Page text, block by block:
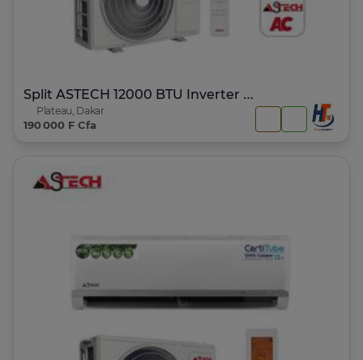
Split ASTECH 12000 BTU Inverter +wifi
Plateau, Dakar
190 000 F Cfa